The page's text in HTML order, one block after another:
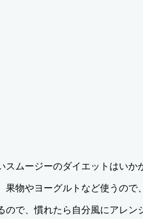
ムージーのダイエットはいか
物やヨーグルトなど使うので
で、慣れたら自分風にアレン